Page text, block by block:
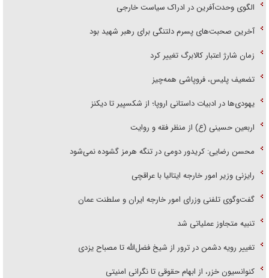
الگوی وحدت‌آفرین در ادراک سیاست خارجی
آخرین صحبت‌های پسرم دلتنگی برای رهبر شهید بود
زمان شارژ اعتبار کالابرگ تغییر کرد
تضعیف پلیس، فروپاشی همه‌چیز
یهودی‌ها در ادبیات داستانی اروپا؛ از شکسپیر تا دیکنز
اربعین حسینی (ع) از منظر فقه و روایت
محسن رضایی: کریدور دومی در تنگه هرمز گشوده نمی‌شود
رایزنی وزیر امور خارجه ایتالیا با عراقچی
گفت‌وگوی تلفنی وزرای امور خارجه ایران و سلطنت عمان
تنبیه متجاوز عملیاتی شد
تغییر رویه دشمن در ترور از شیخ فضل‌الله تا مصباح یزدی
کنوانسیون خزر، از ابهام حقوقی تا نگرانی امنیتی